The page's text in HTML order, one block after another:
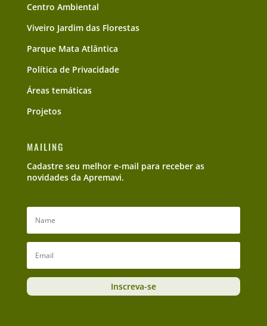
Centro Ambiental
Viveiro Jardim das Florestas
Parque Mata Atlântica
Política de Privacidade
Áreas temáticas
Projetos
MAILING
Cadastre seu melhor e-mail para receber as
novidades da Apremavi.
Inscreva-se